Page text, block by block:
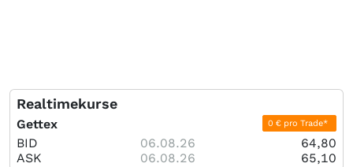
Realtimekurse
Gettex 0 € pro Trade*
BID 06.08.26
64,80
ASK
06.08.26 65,10